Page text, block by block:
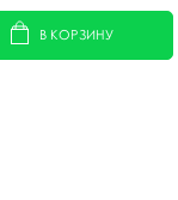
В КОРЗИНУ